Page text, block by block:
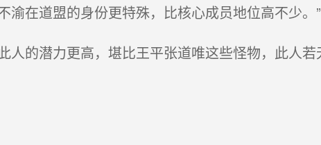
在道盟的身份更特殊，比核心成员地位高不少。”
的潜力更高，堪比王平张道唯这些怪物，此人